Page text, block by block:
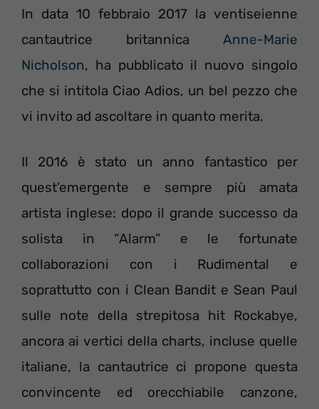
In data 10 febbraio 2017 la ventiseienne
cantautrice britannica Anne-Marie
Nicholson, ha pubblicato il nuovo singolo
che si intitola Ciao Adios, un bel pezzo che
vi invito ad ascoltare in quanto merita.
Il 2016 è stato un anno fantastico per
quest’emergente e sempre più amata
artista inglese: dopo il grande successo da
solista in “Alarm” e le fortunate
collaborazioni con i Rudimental e
soprattutto con i Clean Bandit e Sean Paul
sulle note della strepitosa hit Rockabye,
ancora ai vertici della charts, incluse quelle
italiane, la cantautrice ci propone questa
convincente ed orecchiabile canzone,